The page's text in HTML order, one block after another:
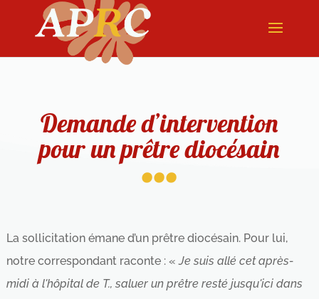
Demande d’intervention
pour un prêtre diocésain
...
La sollicitation émane d’un prêtre diocésain. Pour lui,
notre correspondant raconte : «Je suis allé cet après-
midi à l'hôpital de T., saluer un prêtre resté jusqu'ici dans